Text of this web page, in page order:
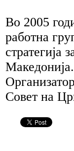
Во 2005
работна
стратегија
Македонија.
Совет на